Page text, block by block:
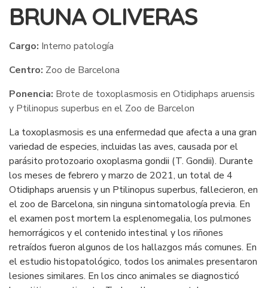
BRUNA OLIVERAS
Cargo: Interno patología
Centro: Zoo de Barcelona
Ponencia: Brote de toxoplasmosis en Otidiphaps aruensis
y Ptilinopus superbus en el Zoo de Barcelon
La toxoplasmosis es una enfermedad que afecta a una gran
variedad de especies, incluidas las aves, causada por el
parásito protozoario oxoplasma gondii (T. Gondii). Durante
los meses de febrero y marzo de 2021, un total de 4
Otidiphaps aruensis y un Ptilinopus superbus, fallecieron, en
el zoo de Barcelona, sin ninguna sintomatología previa. En
el examen post mortem la esplenomegalia, los pulmones
hemorrágicos y el contenido intestinal y los riñones
retraídos fueron algunos de los hallazgos más comunes. En
el estudio histopatológico, todos los animales presentaron
lesiones similares. En los cinco animales se diagnosticó